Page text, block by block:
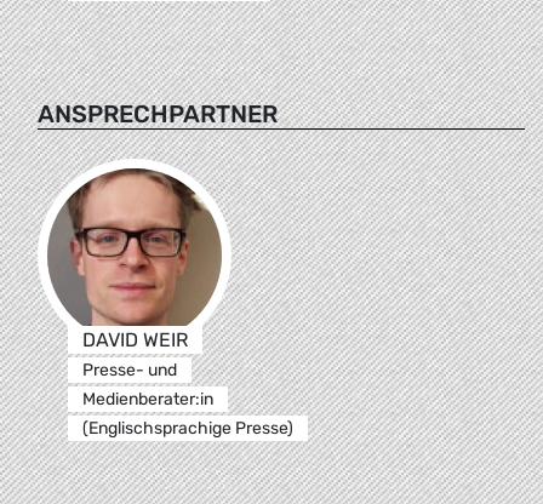
ANSPRECHPARTNER
DAVID WEIR
Presse- und
Medienberater:in
(Englischsprachige Presse)